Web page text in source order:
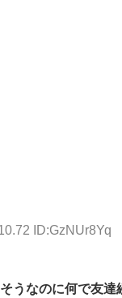
ID:GzNUr8Yq
うなのに何で友達